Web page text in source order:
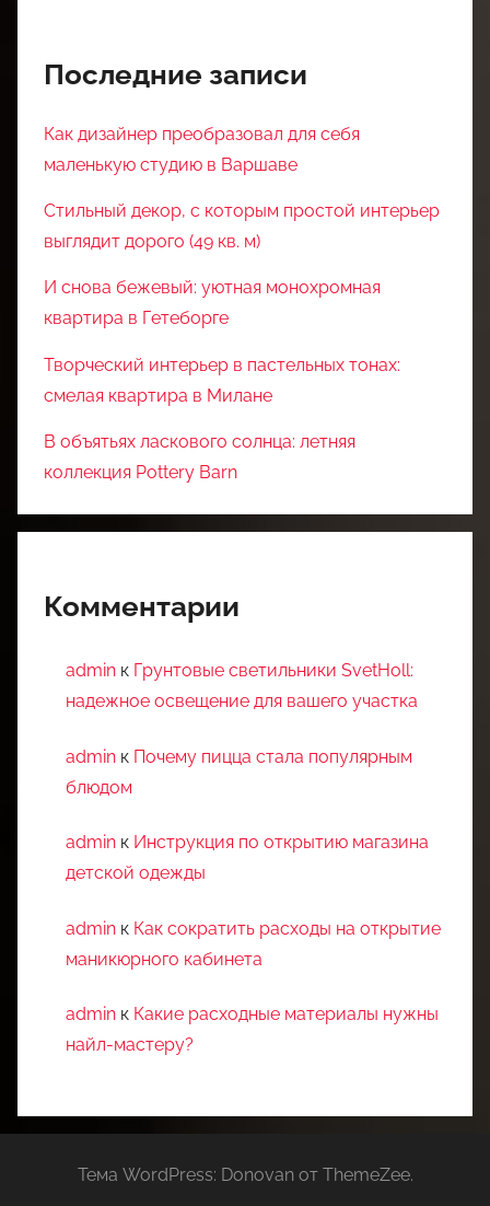
Последние записи
Как дизайнер преобразовал для себя
маленькую студию в Варшаве
Стильный декор, с которым простой интерьер
выглядит дорого (49 кв. м)
И снова бежевый: уютная монохромная
квартира в Гетеборге
Творческий интерьер в пастельных тонах:
смелая квартира в Милане
В объятьях ласкового солнца: летняя
коллекция Pottery Barn
Комментарии
admin к Грунтовые светильники SvetHoll:
надежное освещение для вашего участка
admin к Почему пицца стала популярным
блюдом
admin к Инструкция по открытию магазина
детской одежды
admin к Как сократить расходы на открытие
маникюрного кабинета
admin к Какие расходные материалы нужны
найл-мастеру?
Тема WordPress: Donovan от ThemeZee.